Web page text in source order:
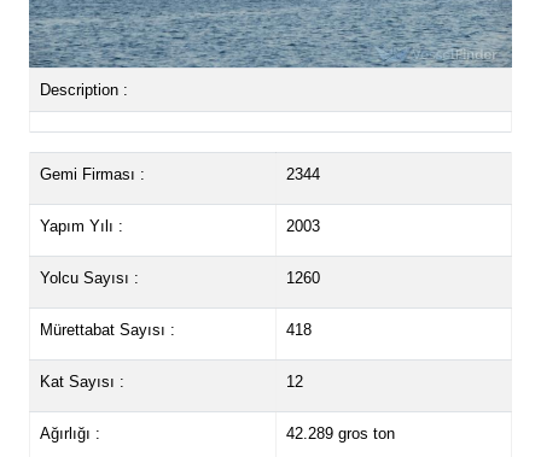
Description :
Gemi Firması : 2344
Yapım Yılı : 2003
Yolcu Sayısı : 1260
Mürettabat Sayısı : 418
Kat Sayısı : 12
Ağırlığı : 42.289 gros ton